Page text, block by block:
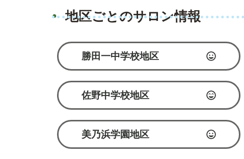
地区ごとのサロン情報
勝田一中学校地区
佐野中学校地区
美乃浜学園地区